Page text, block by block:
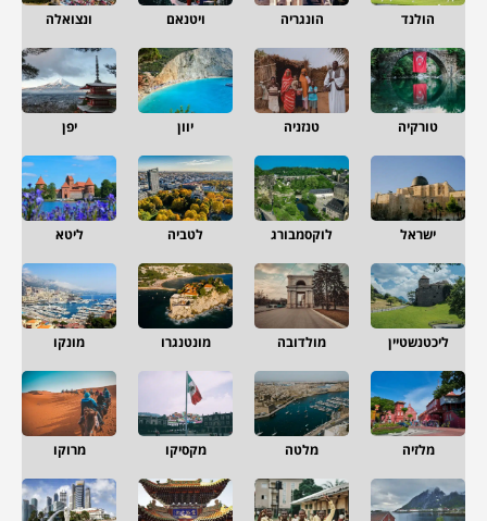
הולנד הונגריה ויטנאם ונצואלה
טורקיה טנזניה יוון יפן
ישראל לוקסמבורג לטביה ליטא
ליכטנשטיין מולדובה מונטנגרו מונקו
מלזיה מלטה מקסיקו מרוקו